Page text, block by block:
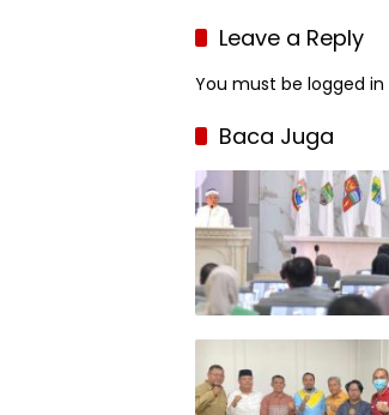
Leave a Reply
You must be logged in
Baca Juga